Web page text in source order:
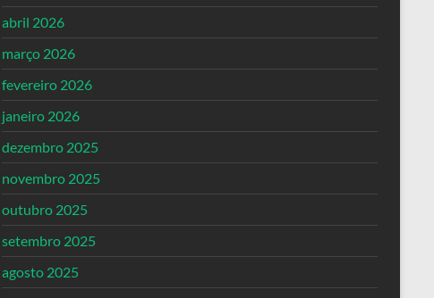
abril 2026
março 2026
fevereiro 2026
janeiro 2026
dezembro 2025
novembro 2025
outubro 2025
setembro 2025
agosto 2025